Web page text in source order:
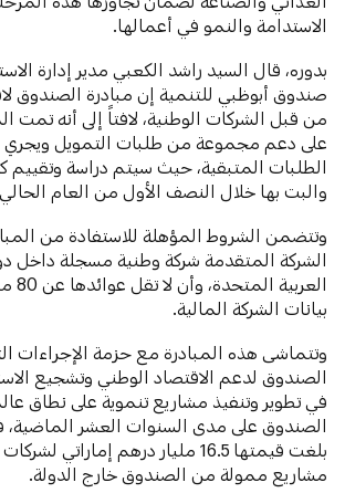
الاستدامة والنمو في أعمالها.
بدوره، قال السيد راشد الكعبي مدير إدارة
صندوق أبوظبي للتنمية إن مبادرة الصندوق
من قبل الشركات الوطنية، لافتاً إلى أنه تمت
على دعم مجموعة من طلبات التمويل ويجري
الطلبات المتبقية، حيث سيتم دراسة وتقييم
والبت بها خلال النصف الأول من العام الحالي2021 كحد أقصى.
وتتضمن الشروط المؤهلة للاستفادة من
الشركة المتقدمة شركة وطنية مسجلة داخل
بيانات الشركة المالية.
وتتماشى هذه المبادرة مع حزمة الإجراءات
الصندوق لدعم الاقتصاد الوطني وتشجيع
في تطوير وتنفيذ مشاريع تنموية على نطاق
الصندوق على مدى السنوات العشر الماضية،
بلغت قيمتها 16.5 مليار درهم إماراتي
مشاريع ممولة من الصندوق خارج الدولة.